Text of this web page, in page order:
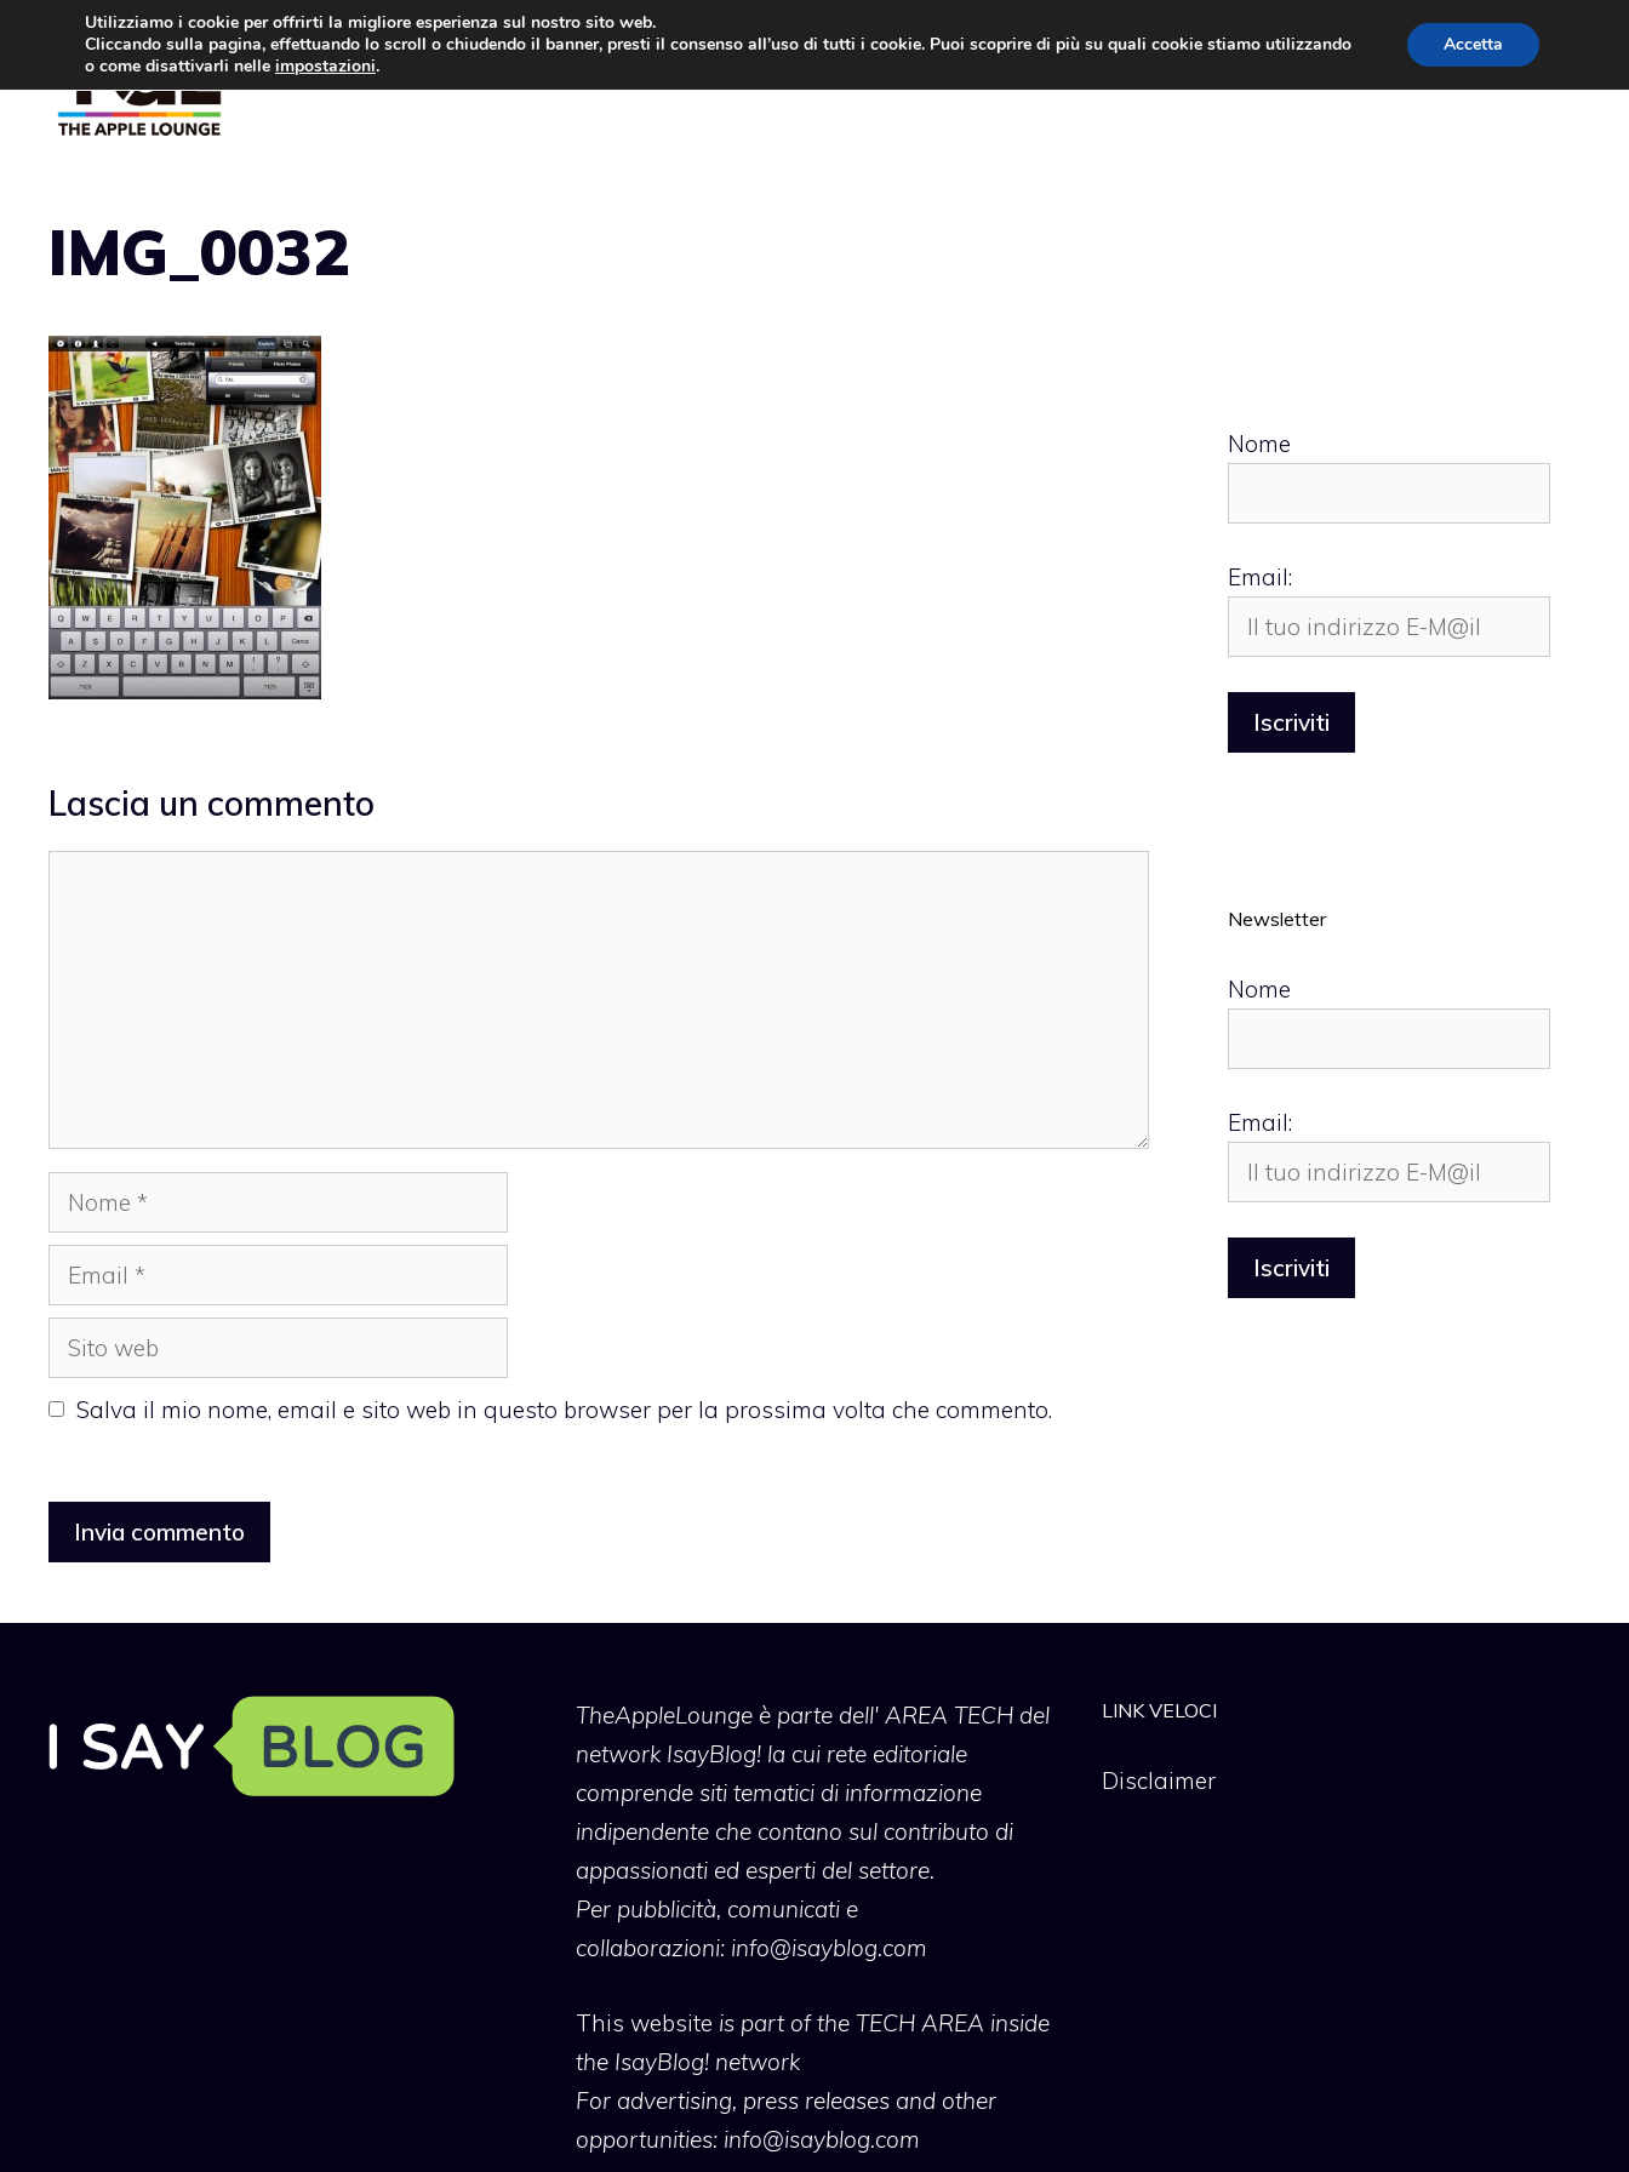
contenuto
IMG_0032
Lascia un commento
Nome
Email
Sito
web
Salva il mio nome, email e sito web in questo browser per la prossima volta che commento.
Nome
Email:
Newsletter
Nome
Email:
TheAppleLoungeè parte dell' AREA TECH del
network IsayBlog! la cui rete editoriale
comprende siti tematici di informazione
indipendente che contano sul contributo di
appassionati ed esperti del settore.
Per pubblicità, comunicati e
collaborazioni: info@isayblog.com
This website is part of the TECH AREA inside
the IsayBlog! network
For advertising, press releases and other
opportunities: info@isayblog.com
LINK VELOCI
Disclaimer
Utilizziamo i cookie per offrirti la migliore esperienza sul nostro sito web.
Cliccando sulla pagina, effettuando lo scroll o chiudendo il banner, presti il consenso all’uso di tutti i cookie. Puoi scoprire di più su quali cookie stiamo utilizzando
o come disattivarli nelle impostazioni.
Accetta